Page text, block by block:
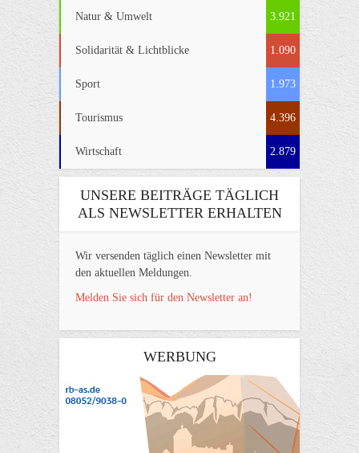
Natur & Umwelt 3.921
Solidarität & Lichtblicke 1.090
Sport 1.973
Tourismus 4.396
Wirtschaft 2.879
UNSERE BEITRÄGE TÄGLICH
ALS NEWSLETTER ERHALTEN
Wir versenden täglich einen Newsletter mit
den aktuellen Meldungen.
Melden Sie sich für den Newsletter an!
WERBUNG